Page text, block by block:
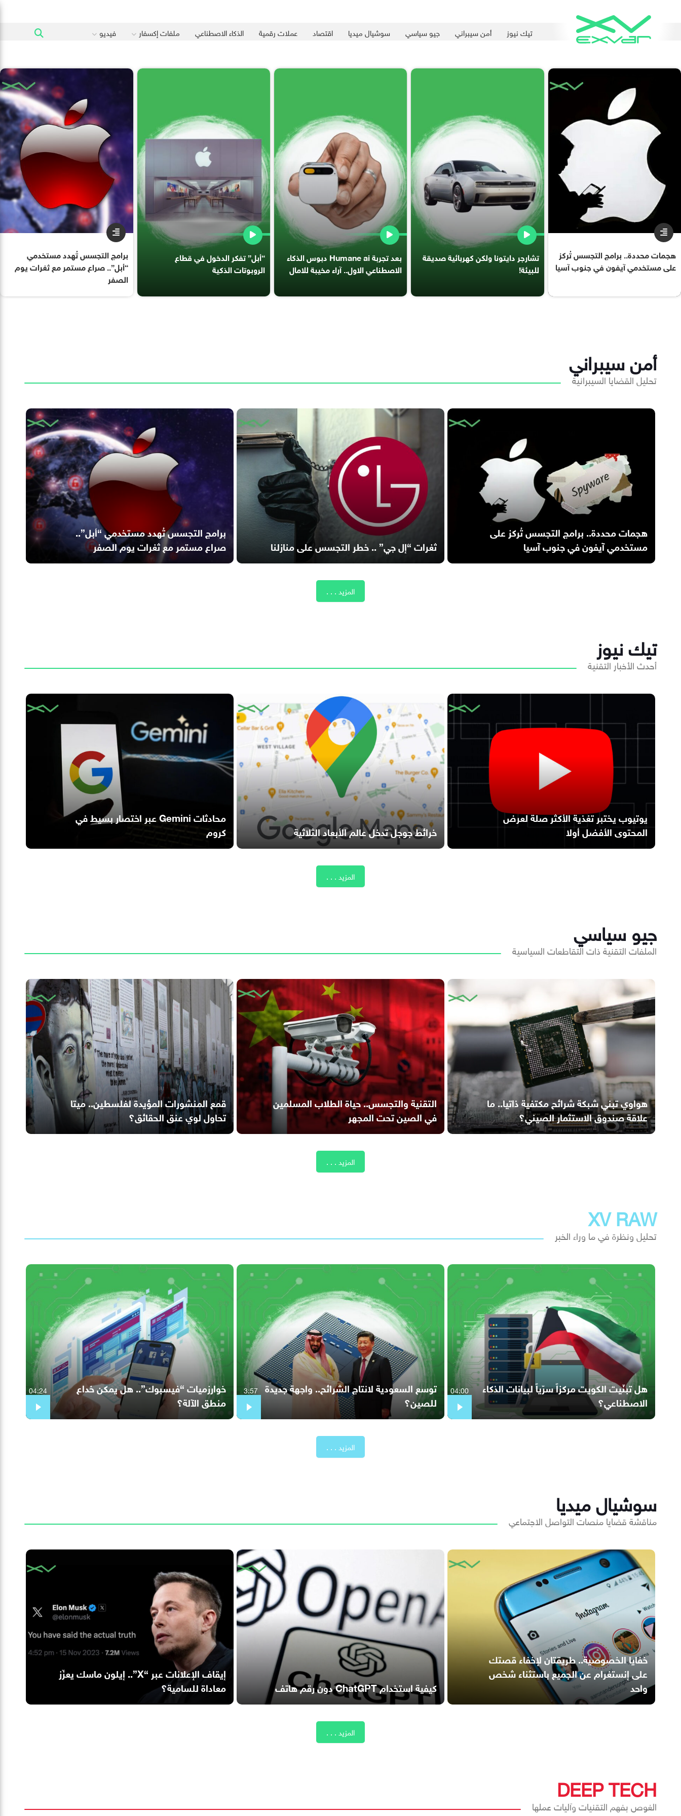
تيك نيوز أمن سيبراني جيو سياسي سوشيال ميديا اقتصاد عملات رقمية الذكاء الاصطناعي ملفات إكسفار فيديو
برامج التجسس تُهدد مستخدمي
“أبل”.. صراع مستمر مع ثغرات يوم
الصفر
“أبل” تفكر الدخول في قطاع
الروبوتات الذكية
بعد تجربة Humane ai دبوس الذكاء
الاصطناعي الاول.. آراء مخيبة للامال
تشارجر دايتونا ولكن كهربائية صديقة
للبيئة!
هجمات محددة.. برامج التجسس تُركز
على مستخدمي آيفون في جنوب آسيا
أمن سيبراني
تحليل القضايا السيبرانية
هجمات محددة.. برامج التجسس تُركز على
مستخدمي آيفون في جنوب آسيا
ثغرات “إل جي” .. خطر التجسس على منازلنا
برامج التجسس تُهدد مستخدمي “أبل”..
صراع مستمر مع ثغرات يوم الصفر
المزيد . . .
تيك نيوز
أحدث الأخبار التقنية
يوتيوب يختبر تغذية الأكثر صلة لعرض
المحتوى الأفضل أولا
خرائط جوجل تدخل عالم الأبعاد الثلاثية
محادثات Gemini عبر اختصار بسيط في
كروم
المزيد . . .
جيو سياسي
الملفات التقنية ذات التقاطعات السياسية
هواوي تبني شبكة شرائح مكتفية ذاتيا.. ما
علاقة صندوق الاستثمار الصيني؟
التقنية والتجسس.. حياة الطلاب المسلمين
في الصين تحت المجهر
قمع المنشورات المؤيدة لفلسطين.. ميتا
تحاول لوي عنق الحقائق؟
المزيد . . .
XV RAW
تحليل ونظرة في ما وراء الخبر
هل تبنّيت الكويت مركزاً سرّياً لبيانات الذكاء
الاصطناعي؟
04:00
توسع السعودية لانتاج الشرائح.. واجهة جديدة
للصين؟
3:57
خوارزميات “فيسبوك”.. هل يمكن خداع
منطق الآلة؟
04:24
المزيد . . .
سوشيال ميديا
مناقشة قضايا منصات التواصل الاجتماعي
خفايا الخصوصية.. طريقتان لإخفاء قصتك
على إنستغرام عن الجميع باستثناء شخص
واحد
كيفية استخدام ChatGPT دون رقم هاتف
إيقاف الإعلانات عبر “X”.. إيلون ماسك يعزّز
معاداة للسامية؟
المزيد . . .
DEEP TECH
الغوص بفهم التقنيات وآليات عملها